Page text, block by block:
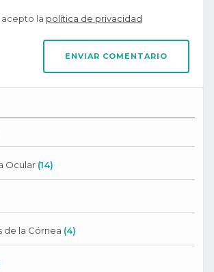
acepto la política de privacidad
Ocular (14)
de la Córnea (4)